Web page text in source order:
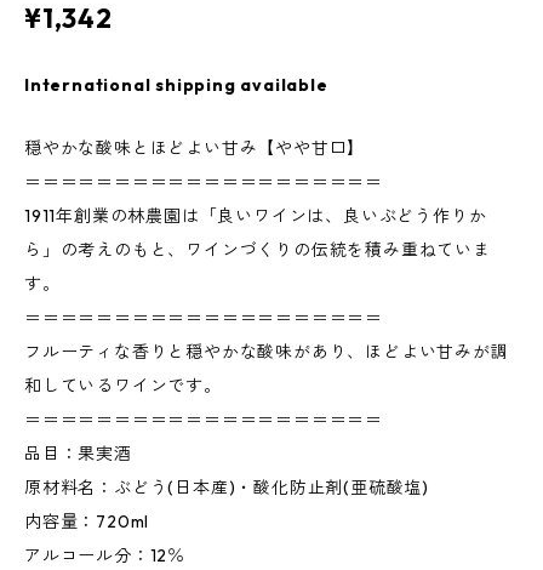
¥1,342
International shipping available
穏やかな酸味とほどよい甘み【やや甘口】
＝＝＝＝＝＝＝＝＝＝＝＝＝＝＝＝＝＝＝＝
1911年創業の林農園は「良いワインは、良いぶどう作りか
ら」の考えのもと、ワインづくりの伝統を積み重ねていま
す。
＝＝＝＝＝＝＝＝＝＝＝＝＝＝＝＝＝＝＝＝
フルーティな香りと穏やかな酸味があり、ほどよい甘みが調
和しているワインです。
＝＝＝＝＝＝＝＝＝＝＝＝＝＝＝＝＝＝＝＝
品目：果実酒
原材料名：ぶどう(日本産)・酸化防止剤(亜硫酸塩)
内容量：720ml
アルコール分：12％